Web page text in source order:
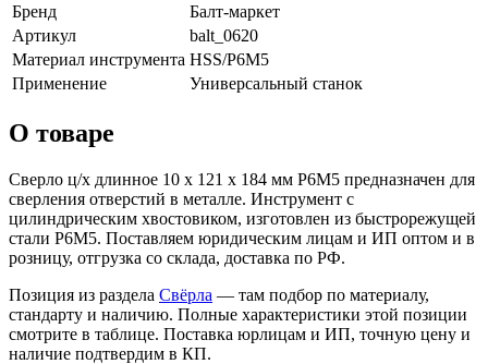
Бренд
Балт-маркет
Артикул
balt_0620
Материал инструмента HSS/Р6М5
Применение
Универсальный станок
О товаре
Сверло ц/х длинное 10 х 121 х 184 мм Р6М5 предназначен для
сверления отверстий в металле. Инструмент с
цилиндрическим хвостовиком, изготовлен из быстрорежущей
стали Р6М5. Поставляем юридическим лицам и ИП оптом и в
розницу, отгрузка со склада, доставка по РФ.
Позиция из раздела Свёрла — там подбор по материалу,
стандарту и наличию. Полные характеристики этой позиции
смотрите в таблице. Поставка юрлицам и ИП, точную цену и
наличие подтвердим в КП.